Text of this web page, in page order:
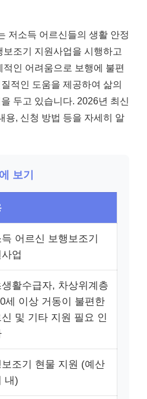
저소득 어르신들의 생활 안정
조기 지원사업을 시행하고
인 어려움으로 보행에 불편
적인 도움을 제공하여 삶의
두고 있습니다. 2026년 최신
용, 신청 방법 등을 자세히 알
보기
어르신 보행보조기
업
생활수급자, 차상위계층
세 이상 거동이 불편한
신 및 기타 지원 필요 인
보조기 현물 지원 (예산
내)